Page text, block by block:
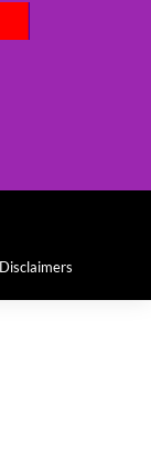
Disclaimers